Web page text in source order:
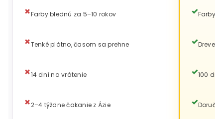
Farby blednú za 5–10 rokov
Tenké plátno, časom sa prehne
14 dní na vrátenie
2–4 týždne čakanie z Ázie
Farby
100 dní